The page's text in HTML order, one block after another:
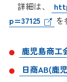
詳細は、
p=37125
を
鹿児島商工
日商AB(鹿